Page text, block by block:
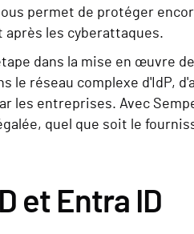
permet de protéger
les cyberattaques.
dans la mise en œuvre
le réseau complexe d'IdP,
les entreprises. Avec
quel que soit le
et Entra ID